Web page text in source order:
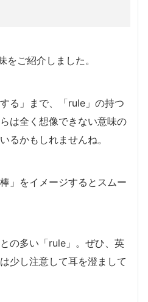
ご紹介しました。
る」まで、「rule」の持つ
は全く想像できない意味の
るかもしれませんね。
」をイメージするとスムー
の多い「rule」。ぜひ、英
少し注意して耳を澄まして